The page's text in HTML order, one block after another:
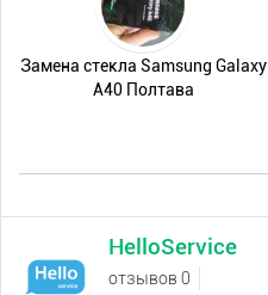
Замена стекла Samsung Galaxy
A40 Полтава
HelloService
отзывов 0